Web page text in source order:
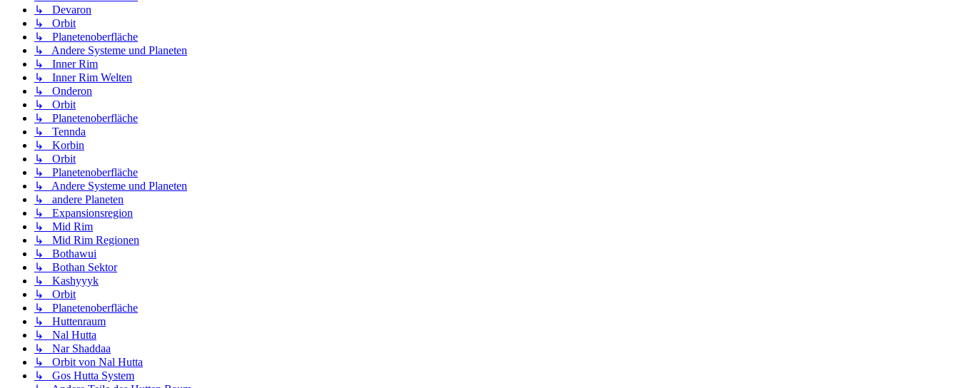
↳ Devaron
↳ Orbit
↳ Planetenoberfläche
↳ Andere Systeme und Planeten
↳ Inner Rim
↳ Inner Rim Welten
↳ Onderon
↳ Orbit
↳ Planetenoberfläche
↳ Tennda
↳ Korbin
↳ Orbit
↳ Planetenoberfläche
↳ Andere Systeme und Planeten
↳ andere Planeten
↳ Expansionsregion
↳ Mid Rim
↳ Mid Rim Regionen
↳ Bothawui
↳ Bothan Sektor
↳ Kashyyyk
↳ Orbit
↳ Planetenoberfläche
↳ Huttenraum
↳ Nal Hutta
↳ Nar Shaddaa
↳ Orbit von Nal Hutta
↳ Gos Hutta System